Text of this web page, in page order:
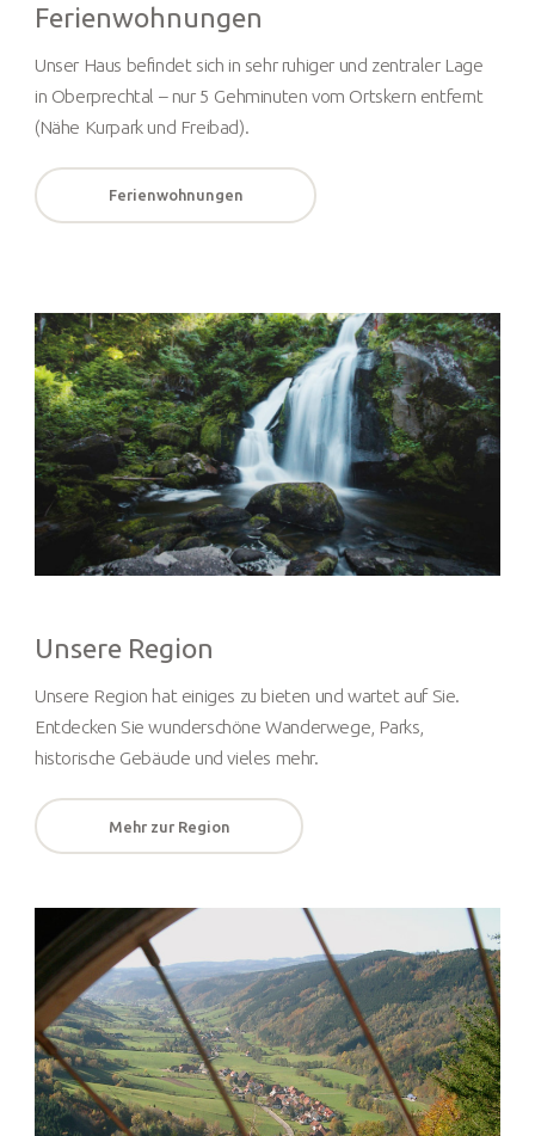
Ferienwohnungen
Unser Haus befindet sich in sehr ruhiger und zentraler Lage
in Oberprechtal – nur 5 Gehminuten vom Ortskern entfernt
(Nähe Kurpark und Freibad).
Ferienwohnungen
Unsere Region
Unsere Region hat einiges zu bieten und wartet auf Sie.
Entdecken Sie wunderschöne Wanderwege, Parks,
historische Gebäude und vieles mehr.
Mehr zur Region